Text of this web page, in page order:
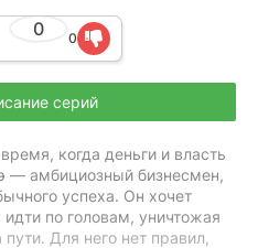
0 0
серий
когда деньги и власть
— амбициозный бизнесмен,
успеха. Он хочет
идти по головам, уничтожая
пути. Для него нет правил,